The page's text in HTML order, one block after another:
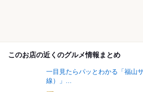
このお店の近くのグルメ情報まとめ
一目見たらパッとわかる「福山
線）」...